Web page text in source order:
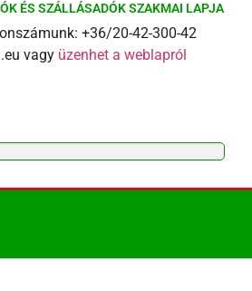
ÉS SZÁLLÁSADÓK SZAKMAI LAPJA
+36/20-42-300-42
vagy üzenhet a weblapról